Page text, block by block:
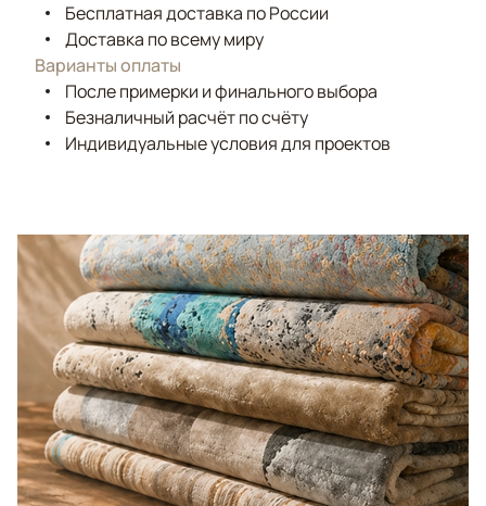
Бесплатная доставка по России
Доставка по всему миру
Варианты оплаты
После примерки и финального выбора
Безналичный расчёт по счёту
Индивидуальные условия для проектов